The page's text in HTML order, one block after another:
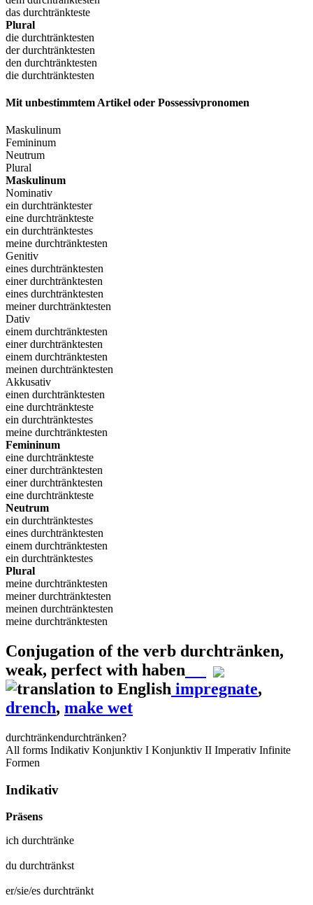
das durchtränkteste
Plural
die durchtränktesten
der durchtränktesten
den durchtränktesten
die durchtränktesten
Mit unbestimmtem Artikel oder Possessivpronomen
Maskulinum
Femininum
Neutrum
Plural
Maskulinum
Nominativ
ein durchtränktester
eine durchtränkteste
ein durchtränktestes
meine durchtränktesten
Genitiv
eines durchtränktesten
einer durchtränktesten
eines durchtränktesten
meiner durchtränktesten
Dativ
einem durchtränktesten
einer durchtränktesten
einem durchtränktesten
meinen durchtränktesten
Akkusativ
einen durchtränktesten
eine durchtränkteste
ein durchtränktestes
meine durchtränktesten
Femininum
eine durchtränkteste
einer durchtränktesten
einer durchtränktesten
eine durchtränkteste
Neutrum
ein durchtränktestes
eines durchtränktesten
einem durchtränktesten
ein durchtränktestes
Plural
meine durchtränktesten
meiner durchtränktesten
meinen durchtränktesten
meine durchtränktesten
Conjugation of the verb durchtränken,
weak, perfect with haben
impregnate,
drench, make wet
durchtränkendurchtränken?
All forms Indikativ Konjunktiv I Konjunktiv II Imperativ Infinite
Formen
Indikativ
Präsens
ich durchtränke
du durchtränkst
er/sie/es durchtränkt